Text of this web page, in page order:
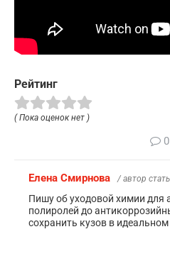
Рейтинг
( Пока оценок нет )
0
Елена Смирнова / автор
Пишу об уходовой химии для
полиролей до
сохранить кузов в